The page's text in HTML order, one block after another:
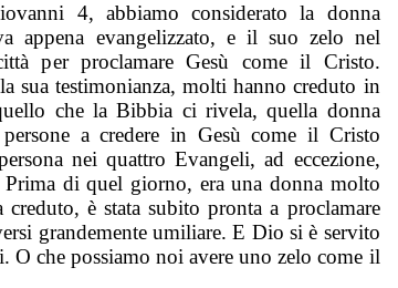
4, abbiamo considerato la donna
appena evangelizzato, e il suo zelo nel
per proclamare Gesù come il Cristo.
sua testimonianza, molti hanno creduto in
che la Bibbia ci rivela, quella donna
a credere in Gesù come il Cristo
nei quattro Evangeli, ad eccezione,
di quel giorno, era una donna molto
è stata subito pronta a proclamare
grandemente umiliare. E Dio si è servito
O che possiamo noi avere uno zelo come il